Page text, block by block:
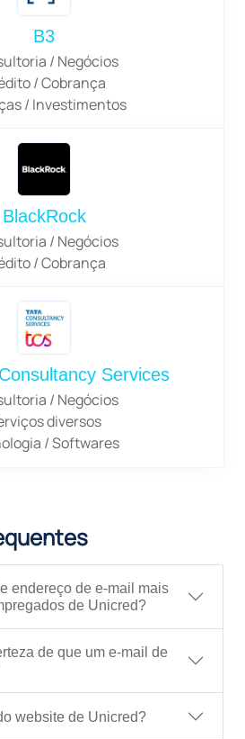
B3
/ Negócios
/ Cobrança
/ Investimentos
BlackRock
/ Negócios
/ Cobrança
Services
/ Negócios
diversos
/ Softwares
endereço de e-mail mais
de Unicred?
de que um e-mail de
website de Unicred?